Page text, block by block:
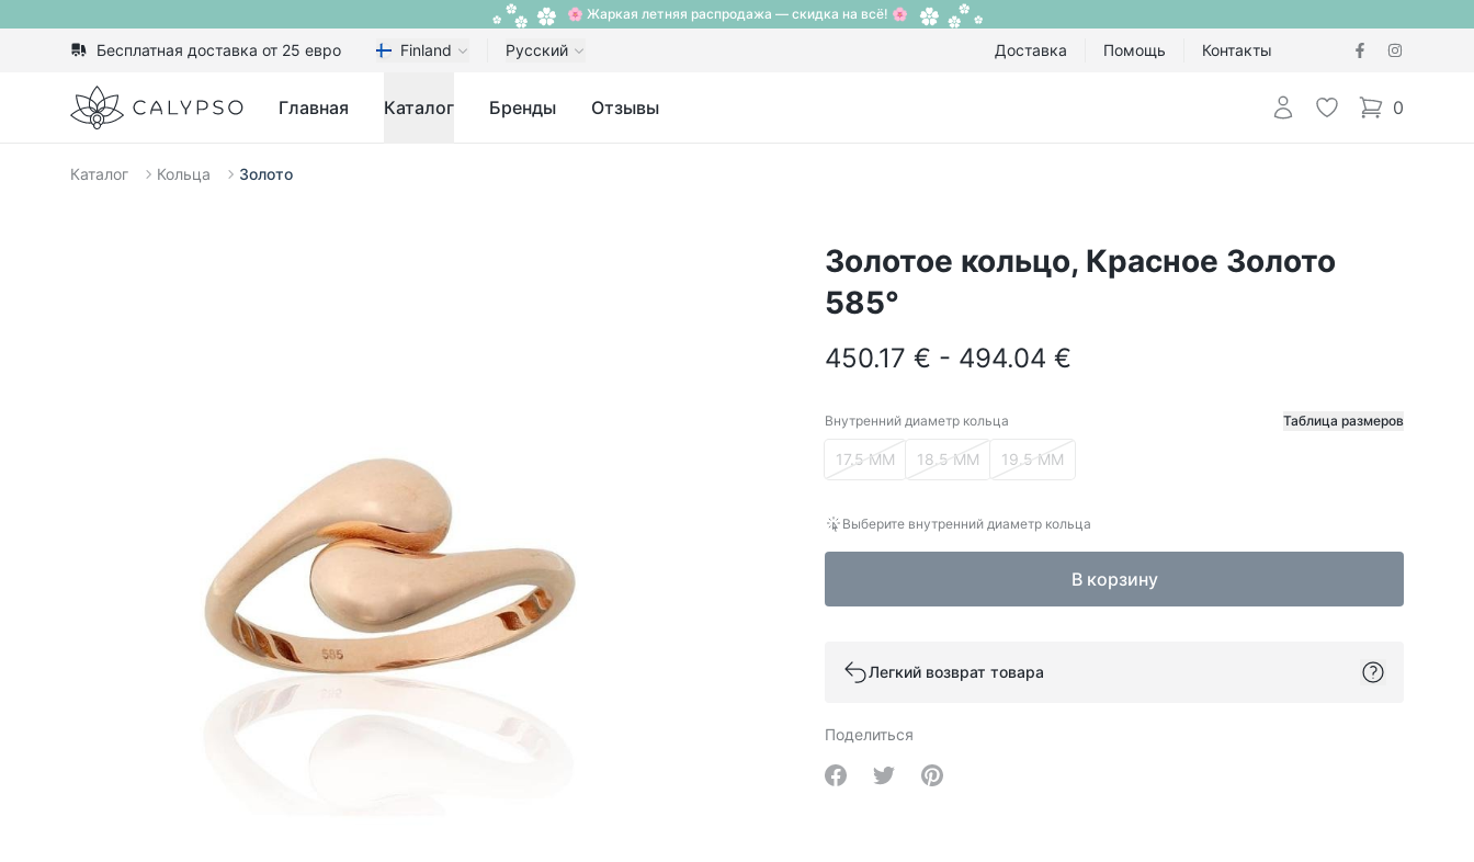
🌸 Жаркая летняя распродажа — скидка на всё! 🌸
Бесплатная доставка от 25 евро Finland Русский Доставка Помощь Контакты
Calypso Главная Каталог Бренды Отзывы Авторизоваться
Избранное
0
items in cart,
Каталог Кольца Золото
Золотое кольцо, Красное Золото
585°
450.17 € - 494.04 €
Внутренний диаметр кольца Таблица размеров
Внутренний диаметр кольца
17.5 ММ 18.5 ММ 19.5 ММ
Выберите внутренний диаметр кольца
В корзину
Легкий возврат товара
Поделиться
Share on Facebook
Share on Twitter
Share on Pinterest